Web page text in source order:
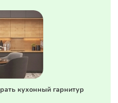
кухонный гарнитур